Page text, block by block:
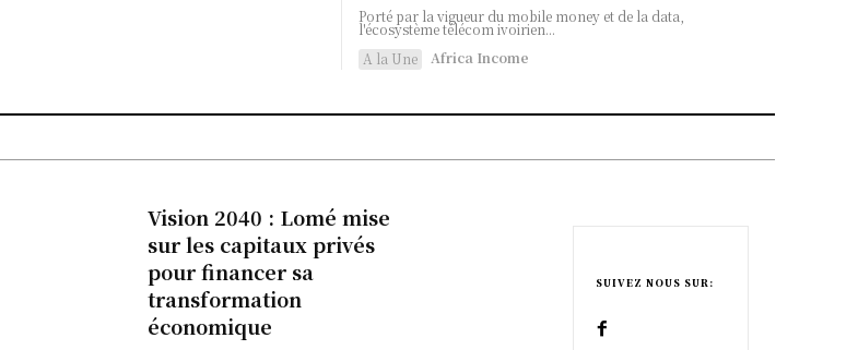
Porté par la vigueur du mobile money et de la data,
l'écosystème télécom ivoirien...
A la Une
Africa Income
Vision 2040 : Lomé mise
sur les capitaux privés
pour financer sa
transformation
économique
SUIVEZ NOUS SUR: